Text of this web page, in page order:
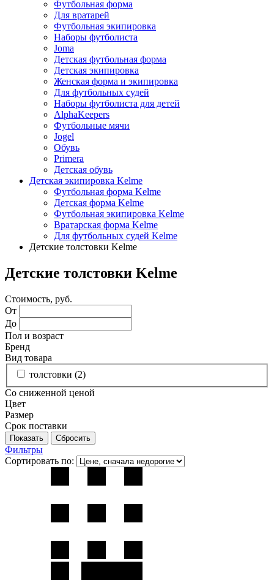
Футбольная форма
Для вратарей
Футбольная экипировка
Наборы футболиста
Joma
Детская футбольная форма
Детская экипировка
Женская форма и экипировка
Для футбольных судей
Наборы футболиста для детей
AlphaKeepers
Футбольные мячи
Jogel
Обувь
Primera
Детская обувь
Детская экипировка Kelme
Футбольная форма Kelme
Детская форма Kelme
Футбольная экипировка Kelme
Вратарская форма Kelme
Для футбольных судей Kelme
Детские толстовки Kelme
Детские толстовки Kelme
Стоимость, руб.
От
До
Пол и возраст
Бренд
Вид товара
толстовки (2)
Со сниженной ценой
Цвет
Размер
Срок поставки
Фильтры
Сортировать по: